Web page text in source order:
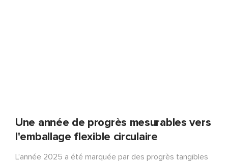
Une année de progrès mesurables vers
l'emballage flexible circulaire
L’année 2025 a été marquée par des progrès tangibles